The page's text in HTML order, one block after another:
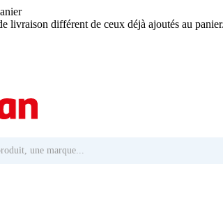
livraison différent de ceux déjà ajoutés au
une marque...